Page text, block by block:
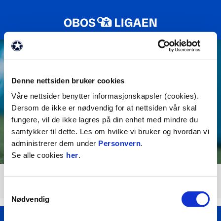
Denne nettsiden bruker cookies
Våre nettsider benytter informasjonskapsler (cookies).
Dersom de ikke er nødvendig for at nettsiden vår skal
fungere, vil de ikke lagres på din enhet med mindre du
samtykker til dette. Les om hvilke vi bruker og hvordan vi
administrerer dem under Personvern.
Se alle cookies her.
Nødvendig